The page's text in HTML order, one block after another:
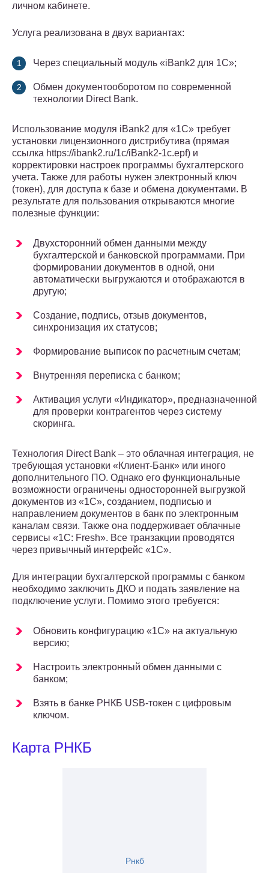
личном кабинете.
Услуга реализована в двух вариантах:
Через специальный модуль «iBank2 для 1С»;
Обмен документооборотом по современной
технологии Direct Bank.
Использование модуля iBank2 для «1С» требует
установки лицензионного дистрибутива (прямая
ссылка https://ibank2.ru/1c/iBank2-1c.epf) и
корректировки настроек программы бухгалтерского
учета. Также для работы нужен электронный ключ
(токен), для доступа к базе и обмена документами. В
результате для пользования открываются многие
полезные функции:
Двухсторонний обмен данными между
бухгалтерской и банковской программами. При
формировании документов в одной, они
автоматически выгружаются и отображаются в
другую;
Создание, подпись, отзыв документов,
синхронизация их статусов;
Формирование выписок по расчетным счетам;
Внутренняя переписка с банком;
Активация услуги «Индикатор», предназначенной
для проверки контрагентов через систему
скоринга.
Технология Direct Bank – это облачная интеграция, не
требующая установки «Клиент-Банк» или иного
дополнительного ПО. Однако его функциональные
возможности ограничены односторонней выгрузкой
документов из «1С», созданием, подписью и
направлением документов в банк по электронным
каналам связи. Также она поддерживает облачные
сервисы «1С: Fresh». Все транзакции проводятся
через привычный интерфейс «1С».
Для интеграции бухгалтерской программы с банком
необходимо заключить ДКО и подать заявление на
подключение услуги. Помимо этого требуется:
Обновить конфигурацию «1С» на актуальную
версию;
Настроить электронный обмен данными с
банком;
Взять в банке РНКБ USB-токен с цифровым
ключом.
Карта РНКБ
Рнкб